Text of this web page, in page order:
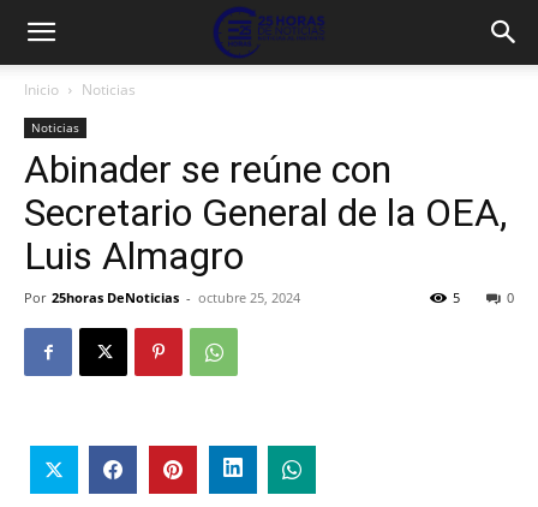
Inicio Noticias
Noticias
Abinader se reúne con
Secretario General de la OEA,
Luis Almagro
Por 25horas DeNoticias - octubre 25, 2024 0
5